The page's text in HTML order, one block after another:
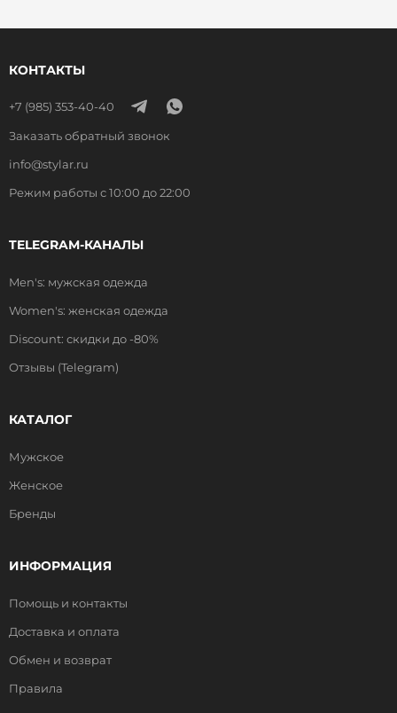
КОНТАКТЫ
+7 (985) 353-40-40
Заказать обратный звонок
info@stylar.ru
Режим работы с 10:00 до 22:00
TELEGRAM-КАНАЛЫ
Men's: мужская одежда
Women's: женская одежда
Discount: скидки до -80%
Отзывы (Telegram)
КАТАЛОГ
Мужское
Женское
Бренды
ИНФОРМАЦИЯ
Помощь и контакты
Доставка и оплата
Обмен и возврат
Правила